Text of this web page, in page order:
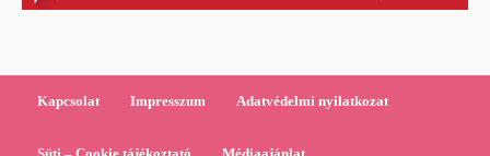
Kapcsolat Impresszum Adatvédelmi nyilatkozat